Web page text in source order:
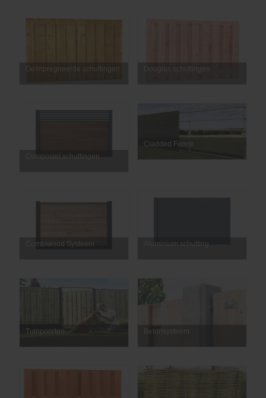
Geïmpregneerde schuttingen Douglas schuttingen
Composiet schuttingen
Cladded Fence
Combiwood Systeem Aluminium schutting
Tuinpoorten Betonsysteem